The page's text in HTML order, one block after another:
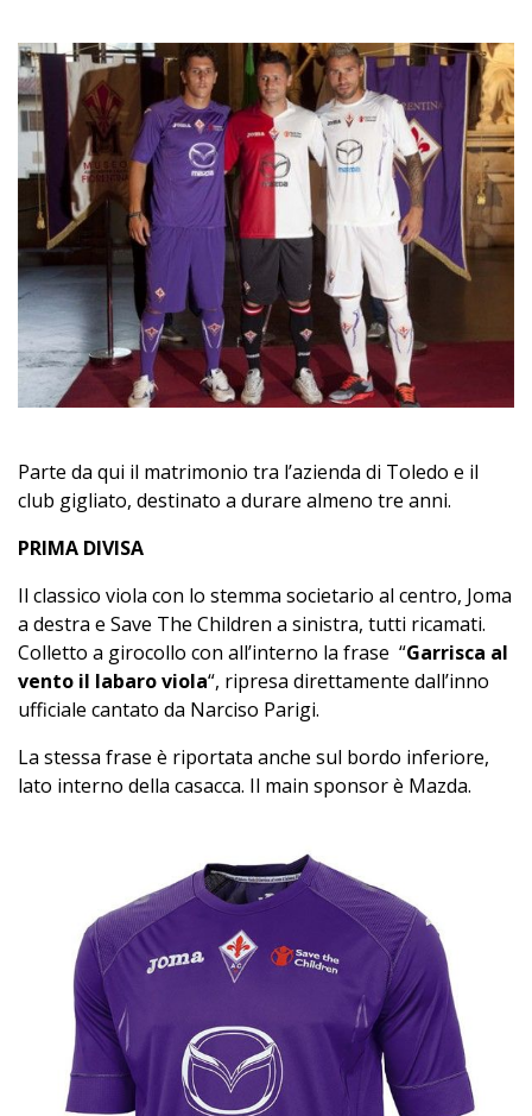
Parte da qui il matrimonio tra l’azienda di Toledo e il
club gigliato, destinato a durare almeno tre anni.
PRIMA DIVISA
Il classico viola con lo stemma societario al centro, Joma
a destra e Save The Children a sinistra, tutti ricamati.
Colletto a girocollo con all’interno la frase “Garrisca al
vento il labaro viola“, ripresa direttamente dall’inno
ufficiale cantato da Narciso Parigi.
La stessa frase è riportata anche sul bordo inferiore,
lato interno della casacca. Il main sponsor è Mazda.